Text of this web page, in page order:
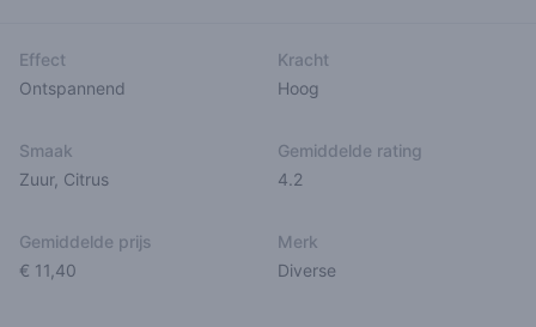
Effect
Ontspannend
Kracht
Hoog
Smaak
Zuur, Citrus
Gemiddelde rating
4.2
Gemiddelde prijs
€ 11,40
Merk
Diverse